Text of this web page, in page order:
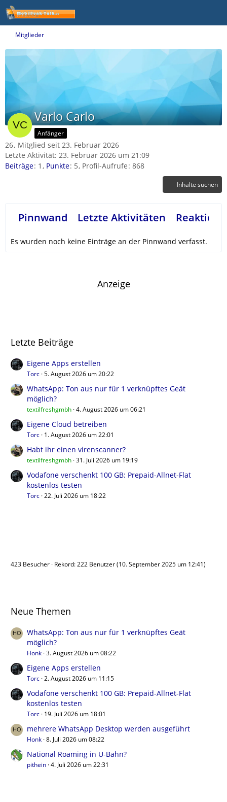
Mitglieder
Varlo Carlo
Anfänger
26 Mitglied seit 23. Februar 2026
Letzte Aktivität: 23. Februar 2026 um 21:09
Beiträge 1 Punkte 5 Profil-Aufrufe 868
Inhalte suchen
Pinnwand Letzte Aktivitäten
Es wurden noch keine Einträge an der Pinnwand verfasst.
Anzeige
Letzte Beiträge
Eigene Apps erstellen
Torc 5. August 2026 um 20:22
WhatsApp: Ton aus nur für 1 verknüpftes Geät
möglich?
textilfreshgmbh 4. August 2026 um 06:21
Eigene Cloud betreiben
Torc 1. August 2026 um 22:01
Habt ihr einen virenscanner?
textilfreshgmbh 31. Juli 2026 um 19:19
Vodafone verschenkt 100 GB: Prepaid-Allnet-Flat
kostenlos testen
Torc 22. Juli 2026 um 18:22
423 Besucher Rekord: 222 Benutzer (10. September 2025 um 12:41)
Neue Themen
WhatsApp: Ton aus nur für 1 verknüpftes Geät
möglich?
Honk 3. August 2026 um 08:22
Eigene Apps erstellen
Torc 2. August 2026 um 11:15
Vodafone verschenkt 100 GB: Prepaid-Allnet-Flat
kostenlos testen
Torc 19. Juli 2026 um 18:01
mehrere WhatsApp Desktop werden ausgeführt
Honk 8. Juli 2026 um 08:22
National Roaming in U-Bahn?
pithein 4. Juli 2026 um 22:31